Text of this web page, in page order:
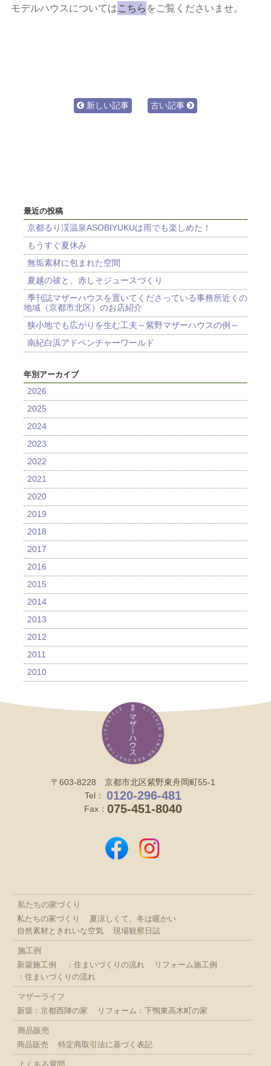
モデルハウスについてはこちら をご覧くださいませ。
新しい記事 古い記事
最近の投稿
京都るり渓温泉ASOBIYUKUは雨でも楽しめた！
もうすぐ夏休み
無垢素材に包まれた空間
夏越の祓と、赤しそジュースづくり
季刊誌マザーハウスを置いてくださっている事務所近くの
地域（京都市北区）のお店紹介
狭小地でも広がりを生む工夫～紫野マザーハウスの例～
南紀白浜アドベンチャーワールド
年別アーカイブ
2026
2025
2024
2023
2022
2021
2020
2019
2018
2017
2016
2015
2014
2013
2012
2011
2010
〒603-8228 京都市北区紫野東舟岡町55-1
Tel：
0120-296-481
Fax： 075-451-8040
私たちの家づくり
私たちの家づくり
夏涼しくて、冬は暖かい
自然素材ときれいな空気
現場観察日誌
施工例
新築施工例
：住まいづくりの流れ
リフォーム施工例
：住まいづくりの流れ
マザーライフ
新築：京都西陣の家
リフォーム：下鴨東高木町の家
商品販売
商品販売
特定商取引法に基づく表記